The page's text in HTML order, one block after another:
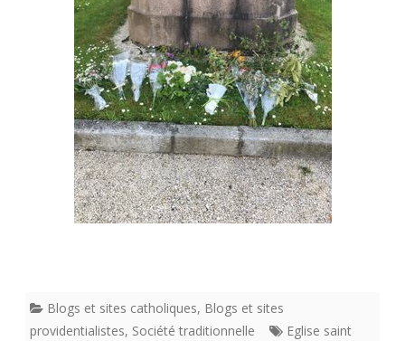
Blogs et sites catholiques, Blogs et sites
providentialistes, Société traditionnelle
Eglise saint